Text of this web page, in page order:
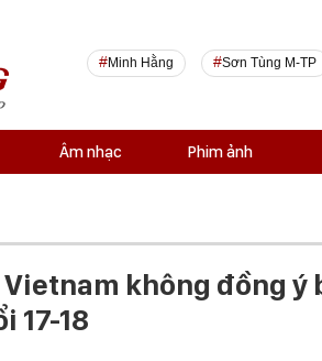
Minh Hằng Sơn Tùng M-TP
Âm nhạc Phim ảnh
không đồng ý
17-18